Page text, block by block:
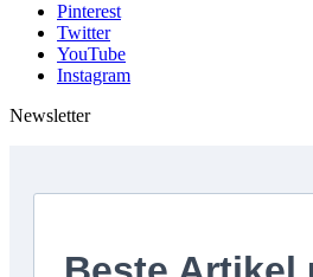
Pinterest
Twitter
YouTube
Instagram
Newsletter